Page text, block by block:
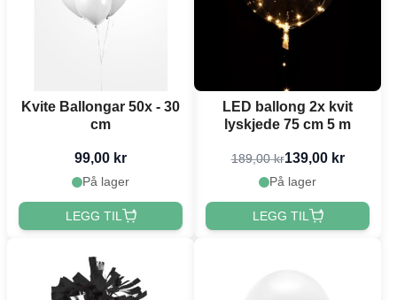
Kvite Ballongar 50x - 30
cm
99,00 kr
På lager
LEGG TIL
LED ballong 2x kvit
lyskjede 75 cm 5 m
189,00 kr139,00 kr
På lager
LEGG TIL